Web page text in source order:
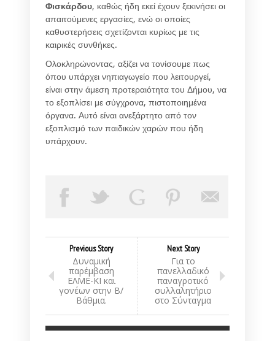
Φισκάρδου, καθώς ήδη εκεί έχουν ξεκινήσει οι
απαιτούμενες εργασίες, ενώ οι οποίες
καθυστερήσεις σχετίζονται κυρίως με τις
καιρικές συνθήκες.
Ολοκληρώνοντας, αξίζει να τονίσουμε πως
όπου υπάρχει νηπιαγωγείο που λειτουργεί,
είναι στην άμεση προτεραιότητα του Δήμου, να
το εξοπλίσει με σύγχρονα, πιστοποιημένα
όργανα. Αυτό είναι ανεξάρτητο από τον
εξοπλισμό των παιδικών χαρών που ήδη
υπάρχουν.
Previous Story
Δυναμική
παρέμβαση
ΕΛΜΕ-ΚΙ και
γονέων στην Β/
Βάθμια.
Next Story
Για το
πανελλαδικό
παναγροτικό
συλλαλητήριο
στο Σύνταγμα